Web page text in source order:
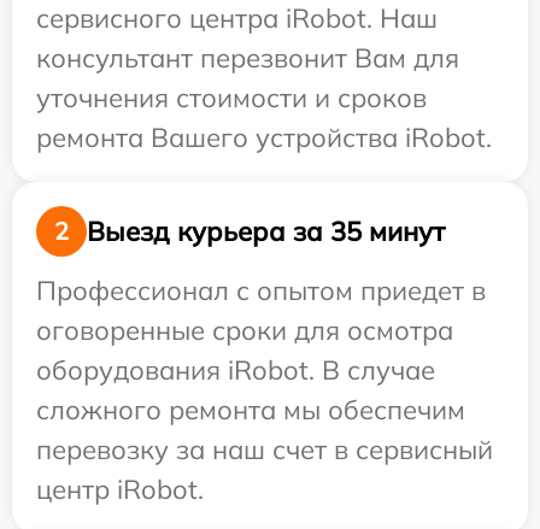
сервисного центра iRobot. Наш
консультант перезвонит Вам для
уточнения стоимости и сроков
ремонта Вашего устройства iRobot.
2
Выезд курьера за 35 минут
Профессионал с опытом приедет в
оговоренные сроки для осмотра
оборудования iRobot. В случае
сложного ремонта мы обеспечим
перевозку за наш счет в сервисный
центр iRobot.